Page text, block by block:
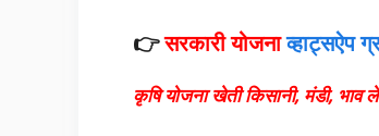
👉सरकारी योजनाव्हाट्सऐप
कृषि योजना खेती किसानी, मंडी,